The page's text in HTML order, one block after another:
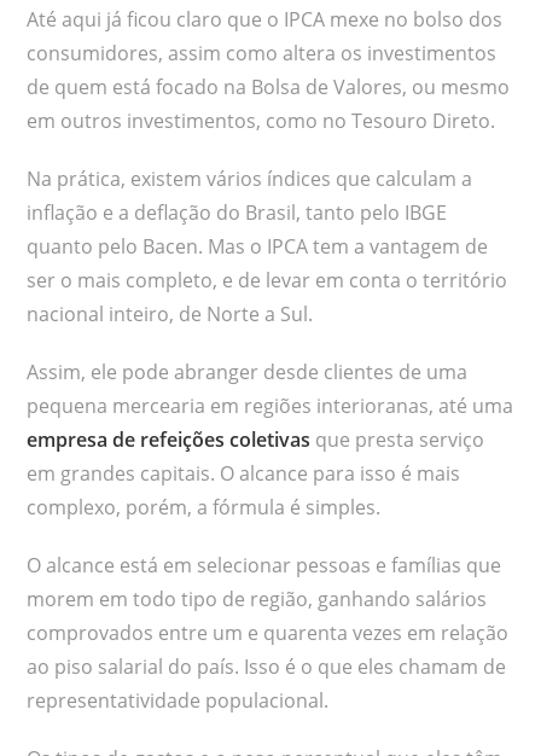
Até aqui já ficou claro que o IPCA mexe no bolso dos
consumidores, assim como altera os investimentos
de quem está focado na Bolsa de Valores, ou mesmo
em outros investimentos, como no Tesouro Direto.
Na prática, existem vários índices que calculam a
inflação e a deflação do Brasil, tanto pelo IBGE
quanto pelo Bacen. Mas o IPCA tem a vantagem de
ser o mais completo, e de levar em conta o território
nacional inteiro, de Norte a Sul.
Assim, ele pode abranger desde clientes de uma
pequena mercearia em regiões interioranas, até uma
empresa de refeições coletivas que presta serviço
em grandes capitais. O alcance para isso é mais
complexo, porém, a fórmula é simples.
O alcance está em selecionar pessoas e famílias que
morem em todo tipo de região, ganhando salários
comprovados entre um e quarenta vezes em relação
ao piso salarial do país. Isso é o que eles chamam de
representatividade populacional.